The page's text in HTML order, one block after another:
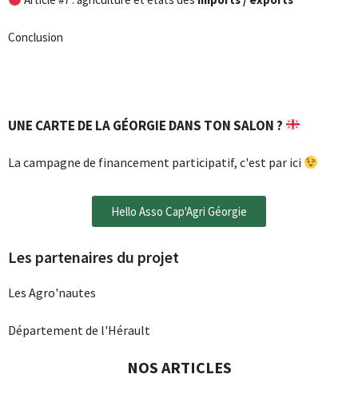
Conclusion
UNE CARTE DE LA GÉORGIE DANS TON SALON ?
La campagne de financement participatif, c'est par ici
Hello Asso Cap'Agri Géorgie
Les partenaires du projet
Les Agro'nautes
Département de l'Hérault
NOS ARTICLES